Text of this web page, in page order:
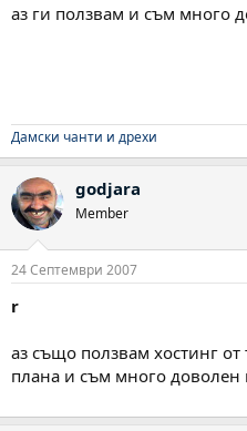
аз ги ползвам и съм много
Дамски чанти и дрехи
godjara
Member
24 Септември 2007
r
аз също ползвам хостинг
плана и съм много